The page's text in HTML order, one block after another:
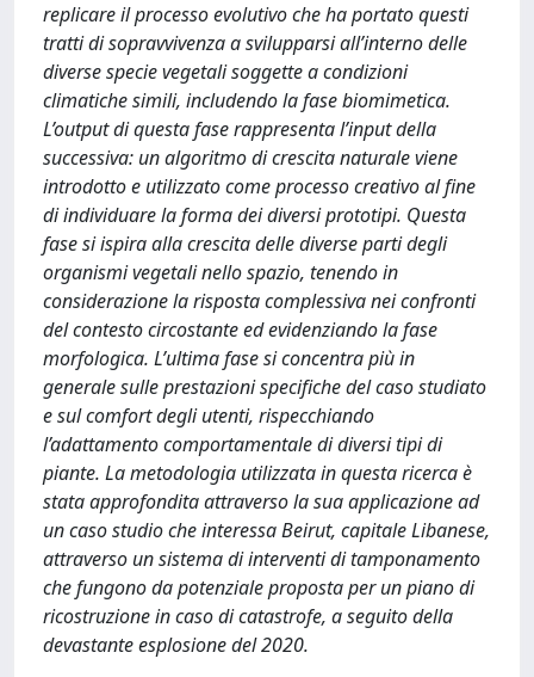
replicare il processo evolutivo che ha portato questi
tratti di sopravvivenza a svilupparsi all’interno delle
diverse specie vegetali soggette a condizioni
climatiche simili, includendo la fase biomimetica.
L’output di questa fase rappresenta l’input della
successiva: un algoritmo di crescita naturale viene
introdotto e utilizzato come processo creativo al fine
di individuare la forma dei diversi prototipi. Questa
fase si ispira alla crescita delle diverse parti degli
organismi vegetali nello spazio, tenendo in
considerazione la risposta complessiva nei confronti
del contesto circostante ed evidenziando la fase
morfologica. L’ultima fase si concentra più in
generale sulle prestazioni specifiche del caso studiato
e sul comfort degli utenti, rispecchiando
l’adattamento comportamentale di diversi tipi di
piante. La metodologia utilizzata in questa ricerca è
stata approfondita attraverso la sua applicazione ad
un caso studio che interessa Beirut, capitale Libanese,
attraverso un sistema di interventi di tamponamento
che fungono da potenziale proposta per un piano di
ricostruzione in caso di catastrofe, a seguito della
devastante esplosione del 2020.